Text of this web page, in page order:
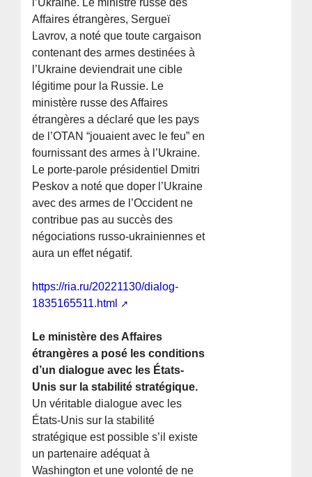
Affaires étrangères, Sergueï
Lavrov, a noté que toute cargaison
contenant des armes destinées à
l’Ukraine deviendrait une cible
légitime pour la Russie. Le
ministère russe des Affaires
étrangères a déclaré que les pays
de l’OTAN “jouaient avec le feu” en
fournissant des armes à l’Ukraine.
Le porte-parole présidentiel Dmitri
Peskov a noté que doper l’Ukraine
avec des armes de l’Occident ne
contribue pas au succès des
négociations russo-ukrainiennes et
aura un effet négatif.
https://ria.ru/20221130/dialog-
1835165511.html
Le ministère des Affaires
étrangères a posé les conditions
d’un dialogue avec les États-
Unis sur la stabilité stratégique.
Un véritable dialogue avec les
États-Unis sur la stabilité
stratégique est possible s’il existe
un partenaire adéquat à
Washington et une volonté de ne